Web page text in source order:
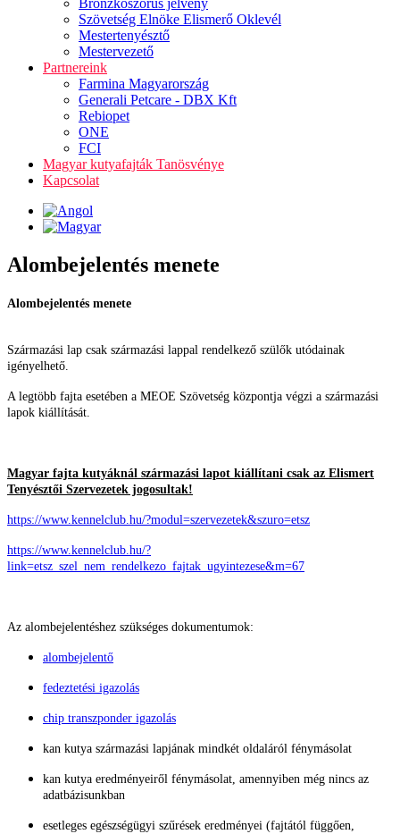
Bronzkoszorús jelvény
Szövetség Elnöke Elismerő Oklevél
Mestertenyésztő
Mestervezető
Partnereink
Farmina Magyarország
Generali Petcare - DBX Kft
Rebiopet
ONE
FCI
Magyar kutyafajták Tanösvénye
Kapcsolat
Alombejelentés menete
Alombejelentés menete
Származási lap csak származási lappal rendelkező szülők utódainak
igényelhető.
A legtöbb fajta esetében a MEOE Szövetség központja végzi a származási
lapok kiállítását.
Magyar fajta kutyáknál származási lapot kiállítani csak az Elismert
Tenyésztői Szervezetek jogosultak!
https://www.kennelclub.hu/?modul=szervezetek&szuro=etsz
https://www.kennelclub.hu/?
link=etsz_szel_nem_rendelkezo_fajtak_ugyintezese&m=67
Az alombejelentéshez szükséges dokumentumok:
alombejelentő
fedeztetési igazolás
chip transzponder igazolás
kan kutya származási lapjának mindkét oldaláról fénymásolat
kan kutya eredményeiről fénymásolat, amennyiben még nincs az
adatbázisunkban
esetleges egészségügyi szűrések eredményei (fajtától függően,